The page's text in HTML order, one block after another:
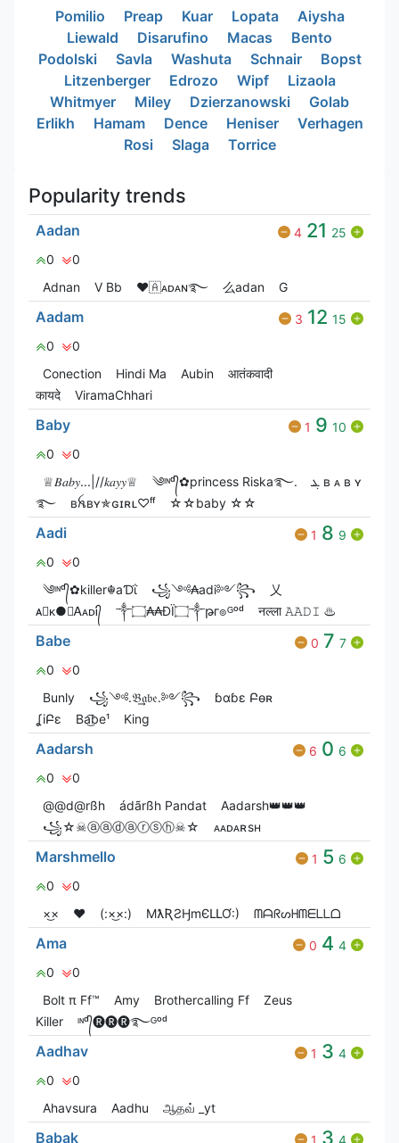
Pomilio Preap Kuar Lopata
Aiysha
Liewald
Disarufino Macas
Bento
Podolski
Savla Washuta Schnair
Bopst
Litzenberger
Edrozo Wipf
Lizaola
Whitmyer
Miley Dzierzanowski
Golab
Erlikh
Hamam Dence Heniser
Verhagen
Rosi
Slaga Torrice
Popularity trends
Aadan 4 21 25
0
0
Adnan
V Bㅤb ❤🇦ᴀᴅᴀɴ࿐ 么adan G
Aadam 3 12 15
0
0
Conection
Hindi Ma Aubin
आतंकवादी
कायदे
ViramaChhari
Baby 1 9 10
0
0
♕𝐵𝑎𝑏𝑦...|//𝑘𝑎𝑦𝑦♕
༄ᶦᶰᵈ᭄✿princess Riska࿐.
ܔ ʙ ᴀ ʙ ʏ
࿐
ʙꫝʙʏ✯ɢɪʀʟ♡ᶠᶠ ☆☆baby ☆☆
Aadi 1 8 9
0
0
༄ᶦᶰᵈ᭄✿killer☬aƊΐ
꧁༺₳adi༻꧂
乂
ᴀ⃝ᴋ●☯ᎪᴀᴅᎥ᭄
༒۝₳₳ĐÏ۝༒թг๏ᴳᵒᵈ नल्ला 𝙰𝙰𝙳𝙸 ♨
Babe 0 7 7
0
0
Bunly
꧁༺.𝔅͢͢͢𝔞𝔟𝔢.༻꧂
ɓɑɓɛ Բѳʀ
ʆiԲɛ
Ba͜͡be¹ King
Aadarsh 6 0 6
0
0
@@d@rßh
ádãrßh Pandat
Aadarsh👑👑👑
꧁☆☠ⓐⓐⓓⓐⓡⓢⓗ☠☆
ᴀᴀᴅᴀʀsʜ
Marshmello 1 5 6
0
0
×͜×
❤️ (:×͜×:) MƛƦƧӇmЄԼԼƠ:) ᗰᗩᖇᔕᕼᗰᗴᒪᒪᗝ
Ama 0 4 4
0
0
Bolt π Ff™
Amy Brothercalling Ff
Zeus
Killer
ᶦᶰᵈ᭄🅡🅡🅡࿐ᴳᵒᵈ
Aadhav 1 3 4
0
0
Ahavsura
Aadhu ஆதவ் _yt
Babak 1 3 4